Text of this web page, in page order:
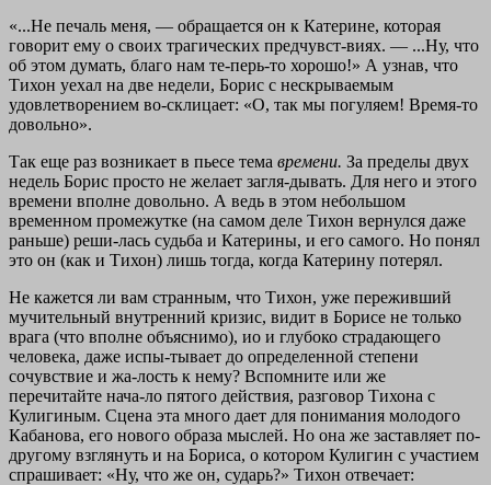
«...Не печаль меня, — обращается он к Катерине, которая
говорит ему о своих трагических предчувст-виях. — ...Ну, что
об этом думать, благо нам те-перь-то хорошо!» А узнав, что
Тихон уехал на две недели, Борис с нескрываемым
удовлетворением во-склицает: «О, так мы погуляем! Время-то
довольно».
Так еще раз возникает в пьесе тема времени. За пределы двух
недель Борис просто не желает загля-дывать. Для него и этого
времени вполне довольно. А ведь в этом небольшом
временном промежутке (на самом деле Тихон вернулся даже
раньше) реши-лась судьба и Катерины, и его самого. Но понял
это он (как и Тихон) лишь тогда, когда Катерину потерял.
Не кажется ли вам странным, что Тихон, уже переживший
мучительный внутренний кризис, видит в Борисе не только
врага (что вполне объяснимо), ио и глубоко страдающего
человека, даже испы-тывает до определенной степени
сочувствие и жа-лость к нему? Вспомните или же
перечитайте нача-ло пятого действия, разговор Тихона с
Кулигиным. Сцена эта много дает для понимания молодого
Кабанова, его нового образа мыслей. Но она же заставляет по-
другому взглянуть и на Бориса, о котором Кулигин с участием
спрашивает: «Ну, что же он, сударь?» Тихон отвечает: